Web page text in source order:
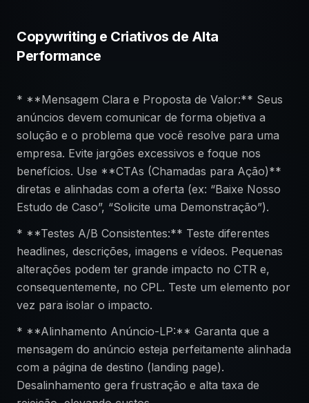
Copywriting e Criativos de Alta
Performance
* **Mensagem Clara e Proposta de Valor:** Seus
anúncios devem comunicar de forma objetiva a
solução e o problema que você resolve para uma
empresa. Evite jargões excessivos e foque nos
benefícios. Use **CTAs (Chamadas para Ação)**
diretas e alinhadas com a oferta (ex: “Baixe Nosso
Estudo de Caso”, “Solicite uma Demonstração”).
* **Testes A/B Consistentes:** Teste diferentes
headlines, descrições, imagens e vídeos. Pequenas
alterações podem ter grande impacto no CTR e,
consequentemente, no CPL. Teste um elemento por
vez para isolar o impacto.
* **Alinhamento Anúncio-LP:** Garanta que a
mensagem do anúncio esteja perfeitamente alinhada
com a página de destino (landing page).
Desalinhamento gera frustração e alta taxa de